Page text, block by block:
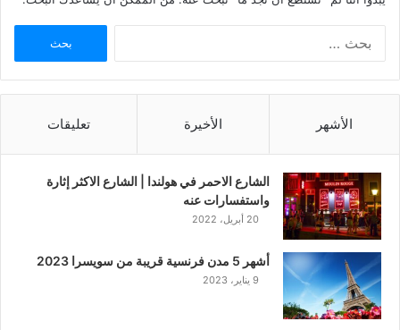
الأشهر الأخيرة تعليقات
الشارع الاحمر في هولندا | الشارع الاكثر إثارة
واستفسارات عنه
20 أبريل، 2022
أشهر 5 مدن فرنسية قريبة من سويسرا 2023
9 يناير، 2023